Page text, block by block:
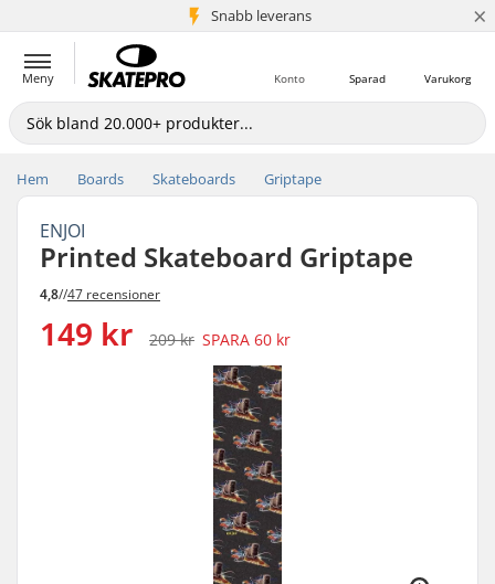
Snabb leverans
5+ milj. kunder ×
Meny Varukorg
Sparad
Konto
Hem Boards Skateboards Griptape
ENJOI
Printed Skateboard Griptape
4,8//47 recensioner
149 kr 209 kr SPARA 60 kr